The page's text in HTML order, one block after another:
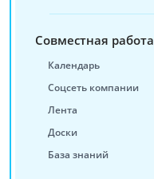
Совместная работа
Календарь
Соцсеть компании
Лента
Доски
База знаний